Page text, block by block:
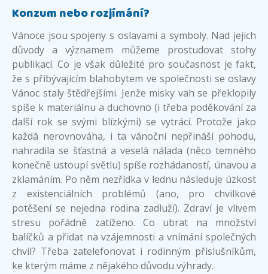
Konzum nebo rozjímání?
Vánoce jsou spojeny s oslavami a symboly. Nad jejich
důvody a významem můžeme prostudovat stohy
publikací. Co je však důležité pro současnost je fakt,
že s přibývajícím blahobytem ve společnosti se oslavy
Vánoc staly štědřejšími. Jenže misky vah se překlopily
spíše k materiálnu a duchovno (i třeba poděkování za
další rok se svými blízkými) se vytrácí. Protože jako
každá nerovnováha, i ta vánoční nepřináší pohodu,
nahradila se šťastná a veselá nálada (něco temného
konečně ustoupí světlu) spíše rozhádaností, únavou a
zklamáním. Po něm nezřídka v lednu následuje úzkost
z existenciálních problémů (ano, pro chvilkové
potěšení se nejedna rodina zadluží). Zdraví je vlivem
stresu pořádně zatíženo. Co ubrat na množství
balíčků a přidat na vzájemnosti a vnímání společných
chvil? Třeba zatelefonovat i rodinným příslušníkům,
ke kterým máme z nějakého důvodu výhrady.